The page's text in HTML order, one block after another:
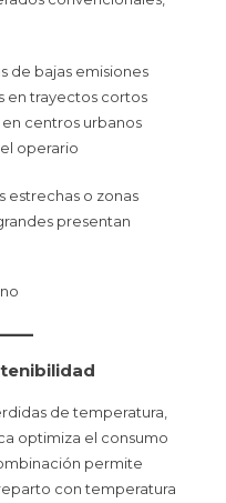
de bajas emisiones
en trayectos cortos
centros urbanos
operario
estrechas o zonas
presentan
de temperatura,
optimiza el consumo
permite
con temperatura